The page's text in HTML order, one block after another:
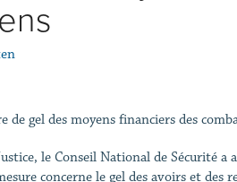
de gel des moyens financiers des
le Conseil National de Sécurité a
concerne le gel des avoirs et des